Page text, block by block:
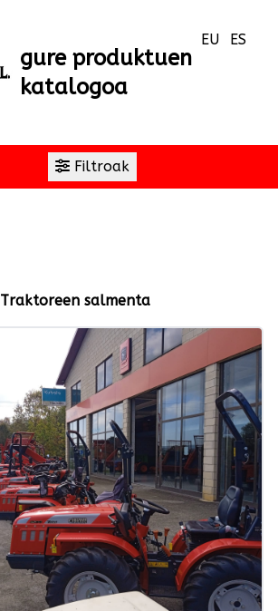
gure produktuen
katalogoa
EU ES
Filtroak
Traktoreen salmenta